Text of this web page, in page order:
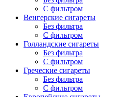
С фильтром
Венгерские сигареты
Без фильтра
С фильтром
Голландские сигареты
Без фильтра
С фильтром
Греческие сигареты
Без фильтра
С фильтром